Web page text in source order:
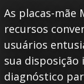
As placas-mãe
recursos
usuários
sua
diagnóstico